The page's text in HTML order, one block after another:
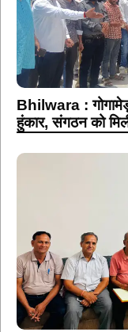
Bhilwara :
हुंकार, संगठन को